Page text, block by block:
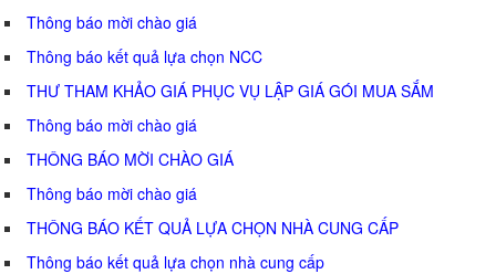
Thông báo mời chào giá
Thông báo kết quả lựa chọn NCC
THƯ THAM KHẢO GIÁ PHỤC VỤ LẬP GIÁ GÓI MUA SẮM
Thông báo mời chào giá
THÔNG BÁO MỜI CHÀO GIÁ
Thông báo mời chào giá
THÔNG BÁO KẾT QUẢ LỰA CHỌN NHÀ CUNG CẤP
Thông báo kết quả lựa chọn nhà cung cấp